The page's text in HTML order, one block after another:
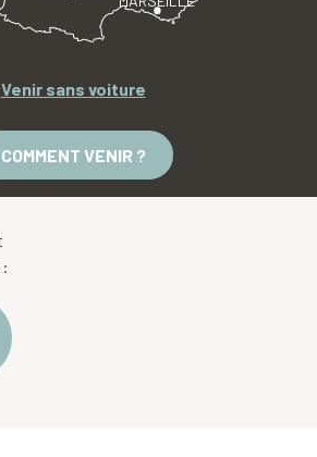
Venir sans voiture
COMMENT VENIR ?